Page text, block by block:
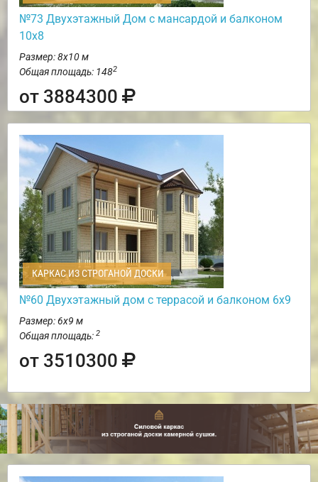
№73 Двухэтажный Дом с мансардой и балконом
10х8
Размер: 8х10 м
Общая площадь: 1482
от 3884300
КАРКАС ИЗ СТРОГАНОЙ ДОСКИ
№60 Двухэтажный дом с террасой и балконом 6х9
Размер: 6х9 м
Общая площадь: 2
от 3510300